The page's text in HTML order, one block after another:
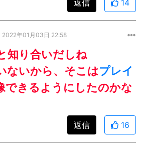
返信 14
2022年01月03日 22:58
知り合いだしね
ないから、そこはプレイ
できるようにしたのかな
返信
16